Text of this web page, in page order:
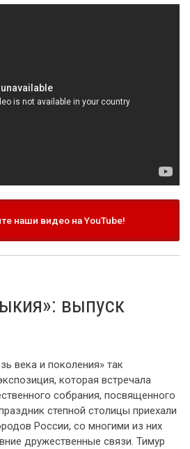
наши видео на YouTube!
выпуск
века и поколения» так
которая встречала
собрания, посвященного
степной столицы приехали
России, со многими из них
дружественные связи. Тимур